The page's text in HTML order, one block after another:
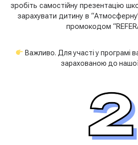
зробіть самостійну презентацію
зарахувати дитину в
промокодом
Важливо. Для участі у програмі
зарахованою до